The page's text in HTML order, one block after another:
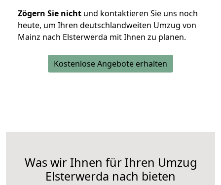
Zögern Sie nicht und kontaktieren Sie uns noch
heute, um Ihren deutschlandweiten Umzug von
Mainz nach Elsterwerda mit Ihnen zu planen.
Kostenlose Angebote erhalten
Was wir Ihnen für Ihren Umzug
Elsterwerda nach bieten